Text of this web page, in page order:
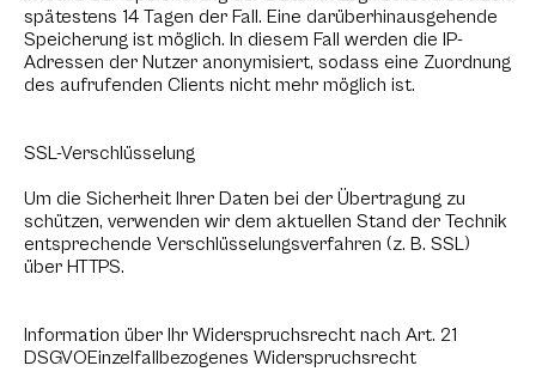
spätestens 14 Tagen der Fall. Eine darüberhinausgehende
Speicherung ist möglich. In diesem Fall werden die IP-
Adressen der Nutzer anonymisiert, sodass eine Zuordnung
des aufrufenden Clients nicht mehr möglich ist.
SSL-Verschlüsselung
Um die Sicherheit Ihrer Daten bei der Übertragung zu
schützen, verwenden wir dem aktuellen Stand der Technik
entsprechende Verschlüsselungsverfahren (z. B. SSL)
über HTTPS.
Information über Ihr Widerspruchsrecht nach Art. 21
DSGVOEinzelfallbezogenes Widerspruchsrecht